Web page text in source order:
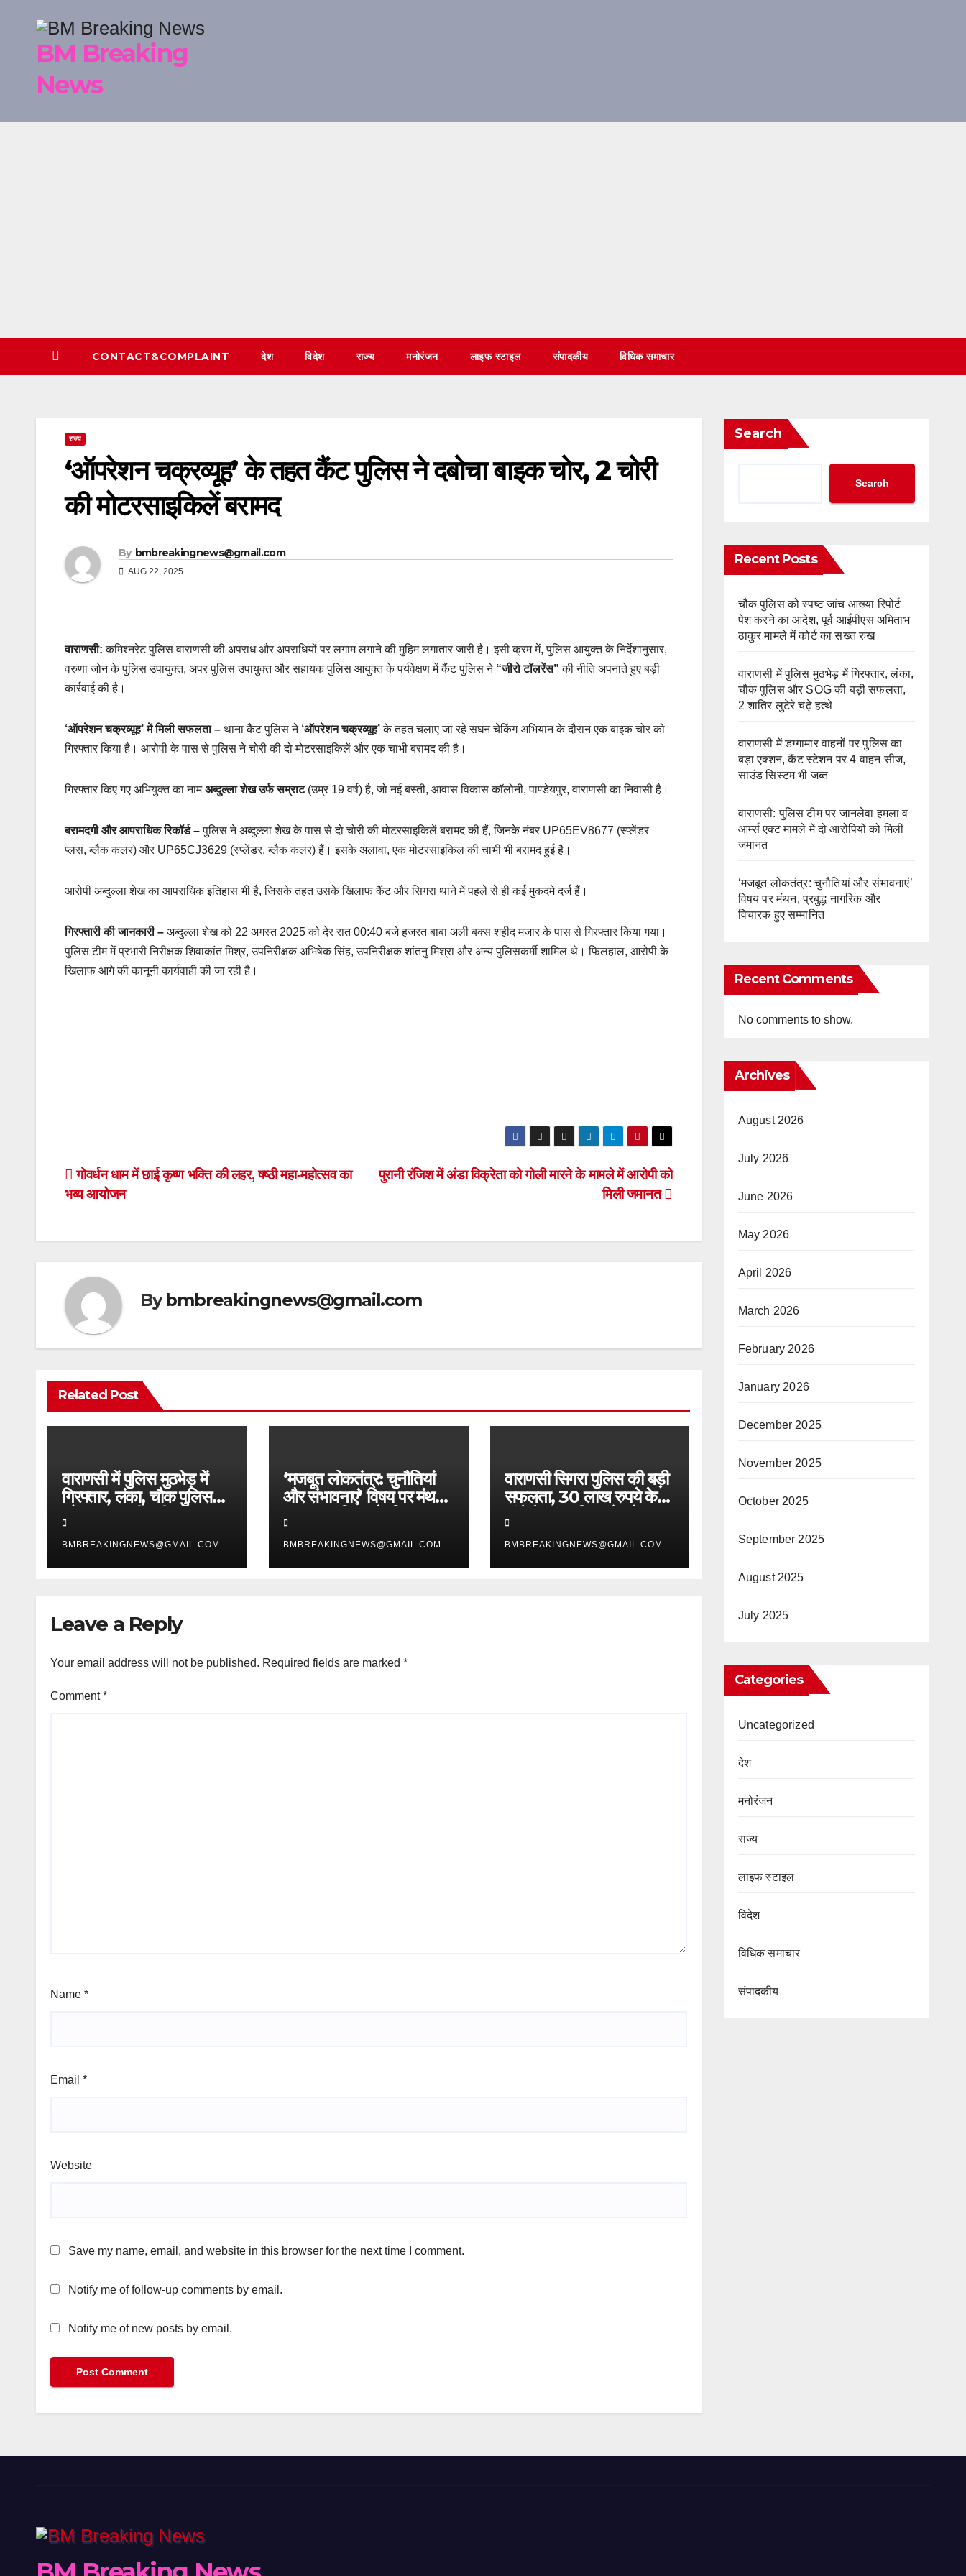
BM Breaking
News
CONTACT&COMPLAINT देश विदेश राज्य मनोरंजन लाइफ स्टाइल संपादकीय विधिक समाचार
राज्य
‘ऑपरेशन चक्रव्यूह’ के तहत कैंट पुलिस ने दबोचा बाइक चोर, 2 चोरी
की मोटरसाइकिलें बरामद
By bmbreakingnews@gmail.com
AUG 22, 2025
वाराणसी: कमिश्नरेट पुलिस वाराणसी की अपराध और अपराधियों पर लगाम लगाने की मुहिम लगातार जारी है। इसी क्रम में, पुलिस आयुक्त के निर्देशानुसार,
वरुणा जोन के पुलिस उपायुक्त, अपर पुलिस उपायुक्त और सहायक पुलिस आयुक्त के पर्यवेक्षण में कैंट पुलिस ने “जीरो टॉलरेंस” की नीति अपनाते हुए बड़ी
कार्रवाई की है।
‘ऑपरेशन चक्रव्यूह’ में मिली सफलता – थाना कैंट पुलिस ने ‘ऑपरेशन चक्रव्यूह’के तहत चलाए जा रहे सघन चेकिंग अभियान के दौरान एक बाइक चोर को
गिरफ्तार किया है। आरोपी के पास से पुलिस ने चोरी की दो मोटरसाइकिलें और एक चाभी बरामद की है।
गिरफ्तार किए गए अभियुक्त का नामअब्दुल्ला शेख उर्फ सम्राट(उम्र 19 वर्ष) है, जो नई बस्ती, आवास विकास कॉलोनी, पाण्डेयपुर, वाराणसी का निवासी है।
बरामदगी और आपराधिक रिकॉर्ड –पुलिस ने अब्दुल्ला शेख के पास से दो चोरी की मोटरसाइकिलें बरामद की हैं, जिनके नंबर UP65EV8677 (स्प्लेंडर
प्लस, ब्लैक कलर) और UP65CJ3629 (स्प्लेंडर, ब्लैक कलर) हैं। इसके अलावा, एक मोटरसाइकिल की चाभी भी बरामद हुई है।
आरोपी अब्दुल्ला शेख का आपराधिक इतिहास भी है, जिसके तहत उसके खिलाफ कैंट और सिगरा थाने में पहले से ही कई मुकदमे दर्ज हैं।
गिरफ्तारी की जानकारी – अब्दुल्ला शेख को 22 अगस्त 2025 को देर रात 00:40 बजे हजरत बाबा अली बक्स शहीद मजार के पास से गिरफ्तार किया गया।
पुलिस टीम में प्रभारी निरीक्षक शिवाकांत मिश्र, उपनिरीक्षक अभिषेक सिंह, उपनिरीक्षक शांतनु मिश्रा और अन्य पुलिसकर्मी शामिल थे। फिलहाल, आरोपी के
खिलाफ आगे की कानूनी कार्यवाही की जा रही है।
Post
पुरानी रंजिश में अंडा विक्रेता को गोली मारने के मामले में आरोपी को
मिली जमानत
गोवर्धन धाम में छाई कृष्ण भक्ति की लहर, षष्ठी महा-महोत्सव का
भव्य आयोजन
Bybmbreakingnews@gmail.com
Related Post
वाराणसी में पुलिस मुठभेड़ में
गिरफ्तार, लंका, चौक पुलिस
और SOG की बड़ी सफलता,
2 शातिर लुटेरे चढ़े हत्थे
BMBREAKINGNEWS@GMAIL.COM
‘मजबूत लोकतंत्र: चुनौतियां
और संभावनाएं’ विषय पर मंथन,
प्रबुद्ध नागरिक और विचारक हुए
सम्मानित
BMBREAKINGNEWS@GMAIL.COM
वाराणसी सिगरा पुलिस की बड़ी
सफलता, 30 लाख रुपये के
गांजे के साथ बिहार के दो
तस्कर गिरफ्तार
BMBREAKINGNEWS@GMAIL.COM
Leave a Reply
Your email address will not be published. Required fields are marked *
Comment*
Name *
Email *
Website
Save my name, email, and website in this browser for the next time I comment.
Notify me of follow-up comments by email.
Notify me of new posts by email.
Search
Search
Recent Posts
चौक पुलिस को स्पष्ट जांच आख्या रिपोर्ट
पेश करने का आदेश, पूर्व आईपीएस अमिताभ
ठाकुर मामले में कोर्ट का सख्त रुख
वाराणसी में पुलिस मुठभेड़ में गिरफ्तार, लंका,
चौक पुलिस और SOG की बड़ी सफलता,
2 शातिर लुटेरे चढ़े हत्थे
वाराणसी में डग्गामार वाहनों पर पुलिस का
बड़ा एक्शन, कैंट स्टेशन पर 4 वाहन सीज,
साउंड सिस्टम भी जब्त
वाराणसी: पुलिस टीम पर जानलेवा हमला व
आर्म्स एक्ट मामले में दो आरोपियों को मिली
जमानत
‘मजबूत लोकतंत्र: चुनौतियां और संभावनाएं’
विषय पर मंथन, प्रबुद्ध नागरिक और
विचारक हुए सम्मानित
Recent Comments
No comments to show.
Archives
August 2026
July 2026
June 2026
May 2026
April 2026
March 2026
February 2026
January 2026
December 2025
November 2025
October 2025
September 2025
August 2025
July 2025
Categories
Uncategorized
देश
मनोरंजन
राज्य
लाइफ स्टाइल
विदेश
विधिक समाचार
संपादकीय